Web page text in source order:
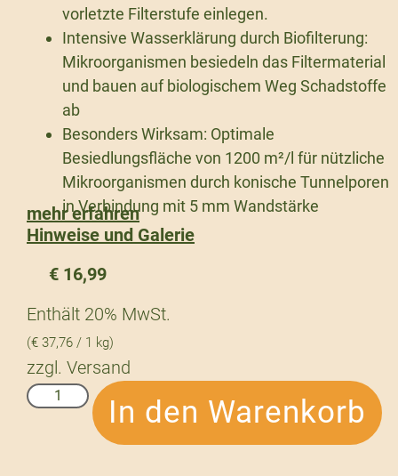
vorletzte Filterstufe einlegen.
Intensive Wasserklärung durch Biofilterung:
Mikroorganismen besiedeln das Filtermaterial
und bauen auf biologischem Weg Schadstoffe
ab
Besonders Wirksam: Optimale
Besiedlungsfläche von 1200 m²/l für nützliche
Mikroorganismen durch konische Tunnelporen
in Verbindung mit 5 mm Wandstärke
mehr erfahren
Hinweise und Galerie
€ 16,99
Enthält 20% MwSt.
(€ 37,76 / 1 kg)
zzgl. Versand
In den Warenkorb